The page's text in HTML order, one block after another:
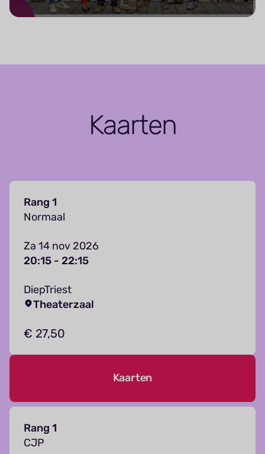
Kaarten
Rang 1
Normaal
Za 14 nov 2026
20:15 - 22:15
DiepTriest
Theaterzaal
€ 27,50
Kaarten
Rang 1
CJP